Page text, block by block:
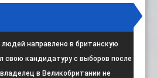
направлено в британскую
:
свою кандидатуру с выборов после
:
в Великобритании не